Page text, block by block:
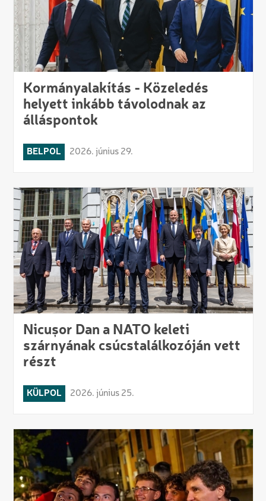
Kormányalakítás - Közeledés
helyett inkább távolodnak az
álláspontok
BELPOL 2026. június 29.
Nicușor Dan a NATO keleti
szárnyának csúcstalálkozóján vett
részt
KÜLPOL 2026. június 25.